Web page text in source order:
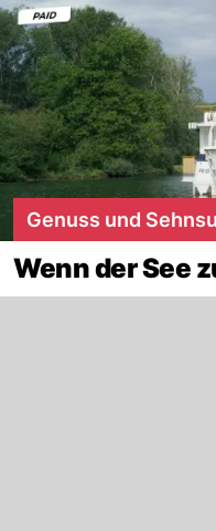
Genuss und
Wenn der See